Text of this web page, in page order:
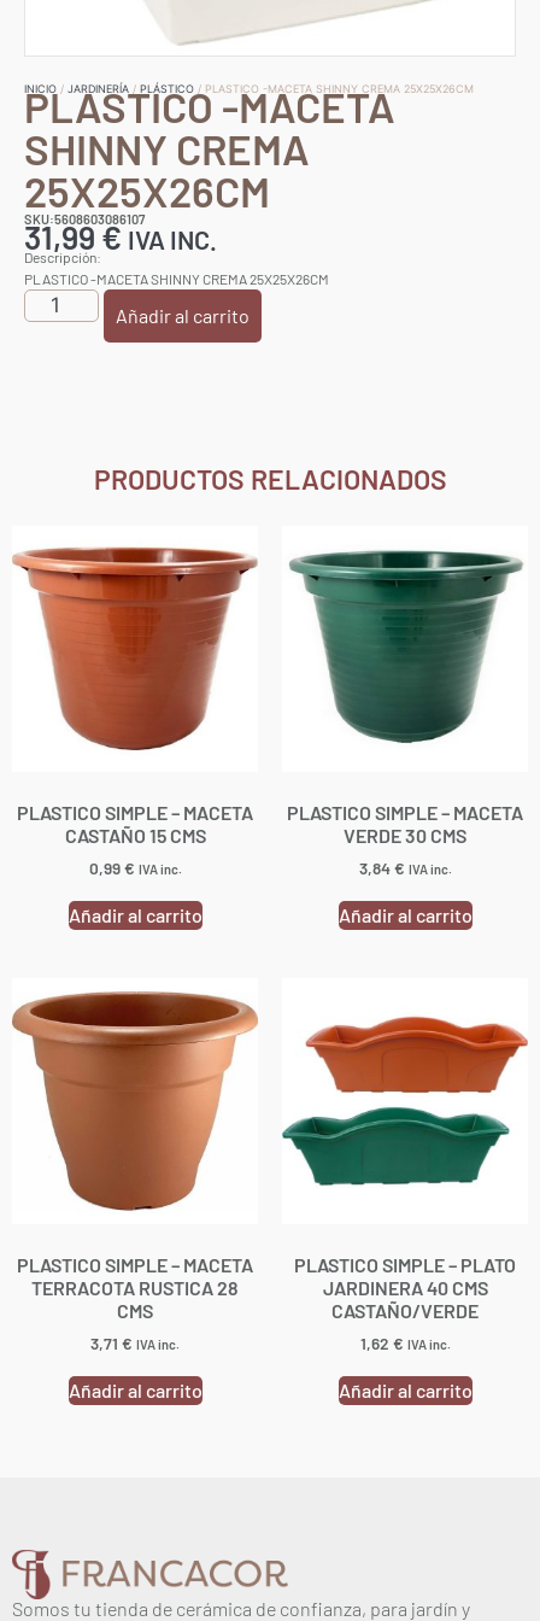
INICIO / JARDINERÍA / PLÁSTICO / PLASTICO -MACETA SHINNY CREMA 25X25X26CM
PLASTICO -MACETA
SHINNY CREMA
25X25X26CM
SKU:5608603086107
31,99€ IVA INC.
Descripción:
PLASTICO -MACETA SHINNY CREMA 25X25X26CM
Añadir al carrito
PRODUCTOS RELACIONADOS
PLASTICO SIMPLE – MACETA
CASTAÑO 15 CMS
0,99€ IVA inc.
Añadir al carrito
PLASTICO SIMPLE – MACETA
VERDE 30 CMS
3,84€ IVA inc.
Añadir al carrito
PLASTICO SIMPLE – MACETA
TERRACOTA RUSTICA 28
CMS
3,71 € IVA inc.
Añadir al carrito
PLASTICO SIMPLE – PLATO
JARDINERA 40 CMS
CASTAÑO/VERDE
1,62 € IVA inc.
Añadir al carrito
Somos tu tienda de cerámica de confianza, para jardín y